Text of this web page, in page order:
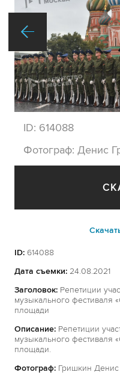
ID: 614088
Фотограф: Денис
ID: 614088
Дата съемки: 24.08.2021
Заголовок: Репетиции
музыкального фестиваля
площади
Описание: Репетиции
музыкального фестиваля
площади.
Фотограф: Гришкин Денис